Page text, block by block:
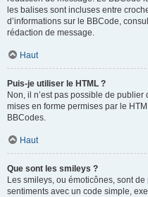
les balises sont incluses entre
d’informations sur le BBCode,
rédaction de message.
Haut
Puis-je utiliser le HTML ?
Non, il n’est pas possible de
mises en forme permises par le
BBCodes.
Haut
Que sont les smileys ?
Les smileys, ou émoticônes, sont
sentiments avec un code simple,